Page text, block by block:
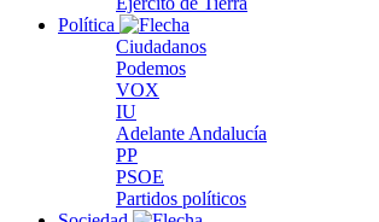
Política
Ciudadanos
Podemos
VOX
IU
Adelante Andalucía
PP
PSOE
Partidos políticos